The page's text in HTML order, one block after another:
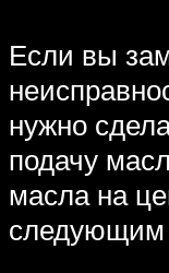
Если вы
нужно
подачу
масла на
следующим